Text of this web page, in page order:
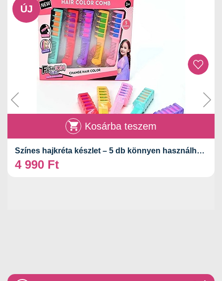
ÚJ
Kosárba teszem
Színes hajkréta készlet – 5 db könnyen használható hajszínező fésű
4 990 Ft